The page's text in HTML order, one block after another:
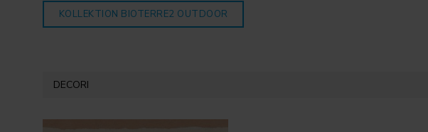
KOLLEKTION BIOTERRE2 OUTDOOR
DECORI